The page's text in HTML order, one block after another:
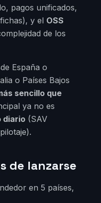
pagos unificados,
y el OSS
de los
España o
o Países Bajos
sencillo que
ya no es
diario (SAV
de lanzarse
en 5 países,